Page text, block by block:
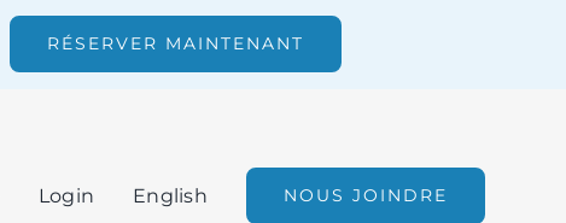
RÉSERVER MAINTENANT
Login English NOUS JOINDRE